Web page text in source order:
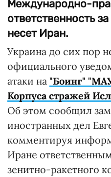
Международно-
ответственность
несет Иран.
Украина до сих пор
официального
атаки на "Боинг"
Корпуса стражей
Об этом сообщил
иностранных дел
комментируя
Иране
зенитно-ракетного